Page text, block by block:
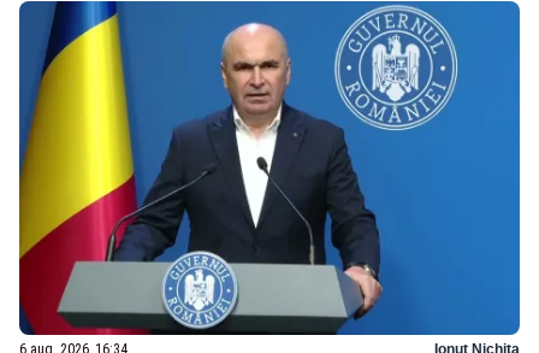
6 aug. 2026, 16:34 Ionuț Nichita